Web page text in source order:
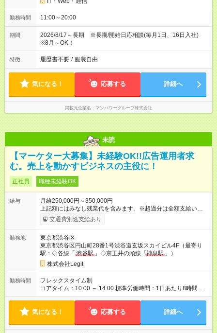
勤務時間 11:00～20:00
期間
2026/8/17～長期 ※長期/開始日応相談(毎月1日、16日入社)
※8月～OK！
特徴 履歴書不要 / 服装自由
気になる！ 応募する 詳細へ
掲載元企業名 マンパワーグループ株式会社
未読
【マーケター大募集】未経験OK!!広告運用者求
む。売上を動かすビジネスの主役に！
正社員 職種未経験OK
給与
月給250,000円～350,000円
上記額にはみなし残業代を含みます。※超過分は全額支給いたし
ます。 みなし残業代 58,594円 以上／月 みなし残業時間 30時間
／月 昇給は随時！頑張り次第で毎月お給料UPも！ 【試用期間】
採用時と異なる部分があります。 雇用形態：中途採用（契約社
員） 給与：本採用時と同じです。
交通費別途支給あり
勤務地
東京都渋谷区
東京都渋谷区円山町28番1号渋谷道玄坂スカイビル4F（最寄り
駅：◇各線「 渋谷駅 」◇京王井の頭線「 神泉駅 」）
株式会社Legit
勤務時間
フレックスタイム制
コアタイム：10:00 ～ 14:00 標準労働時間：1日あたり8時間 標
準労働時間：1日あたり8時間 ※コアタイム／10:00～14:00
気になる！ 応募する 詳細へ